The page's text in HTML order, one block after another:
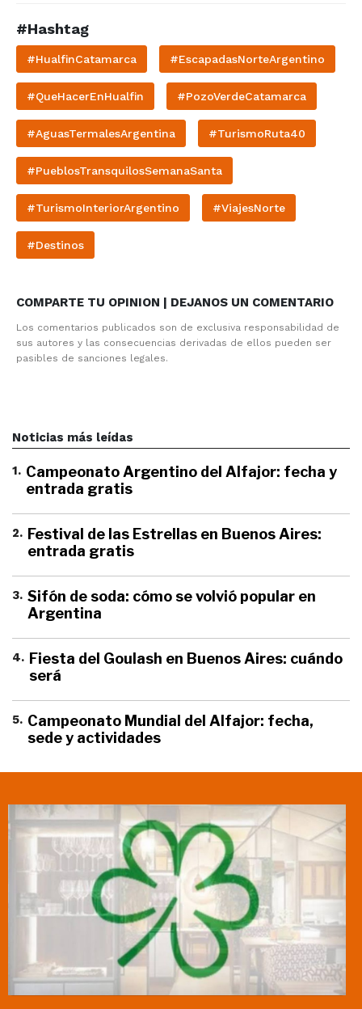
#Hashtag
#HualfinCatamarca #EscapadasNorteArgentino
#QueHacerEnHualfin #PozoVerdeCatamarca
#AguasTermalesArgentina #TurismoRuta40
#PueblosTransquilosSemanaSanta
#TurismoInteriorArgentino #ViajesNorte
#Destinos
COMPARTE TU OPINION | DEJANOS UN COMENTARIO
Los comentarios publicados son de exclusiva responsabilidad de
sus autores y las consecuencias derivadas de ellos pueden ser
pasibles de sanciones legales.
Noticias más leídas
1. Campeonato Argentino del Alfajor: fecha y
entrada gratis
2. Festival de las Estrellas en Buenos Aires:
entrada gratis
3. Sifón de soda: cómo se volvió popular en
Argentina
4. Fiesta del Goulash en Buenos Aires: cuándo
será
5. Campeonato Mundial del Alfajor: fecha,
sede y actividades